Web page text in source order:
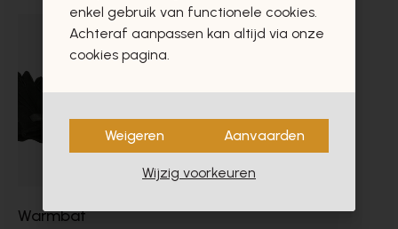
Warmbat
enkel gebruik van functionele cookies.
Achteraf aanpassen kan altijd via onze
cookies pagina.
Weigeren Aanvaarden
Wijzig voorkeuren